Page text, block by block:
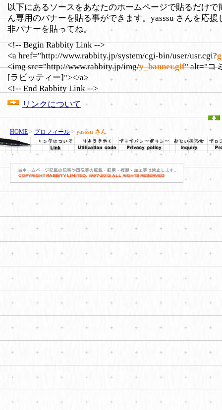
以下にあるソースをあなたのホームページで貼るだけで
ん専用のバナーを貼る事ができます。yasssu さんを応援
非バナーを貼ってね。
<!-- Begin Rabbity Link -->
<a href="http://www.rabbity.jp/system/cgi-bin/user/usr.cgi?
<img src="http://www.rabbity.jp/img/y_banner.gif" alt="コ
[ラビッティー]"></a>
<!-- End Rabbity Link -->
リンクについて
HOME > プロフィール > yasssu さん